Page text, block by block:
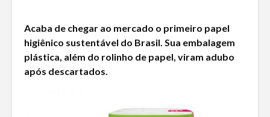
Acaba de chegar ao mercado o primeiro papel
higiênico sustentável do Brasil. Sua embalagem
plástica, além do rolinho de papel, viram adubo
após descartados.